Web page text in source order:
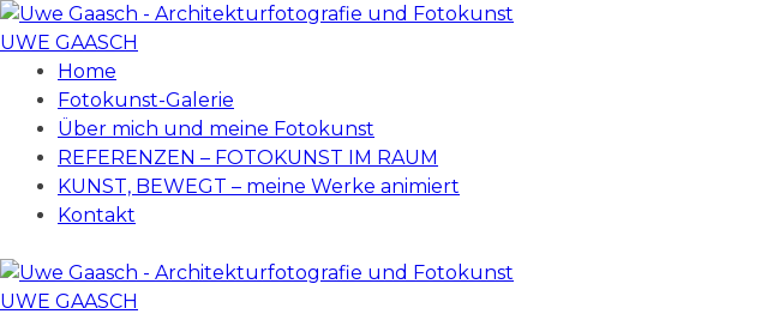
UWE GAASCH
Home
Fotokunst-Galerie
Über mich und meine Fotokunst
REFERENZEN – FOTOKUNST IM RAUM
KUNST, BEWEGT – meine Werke animiert
Kontakt
UWE GAASCH